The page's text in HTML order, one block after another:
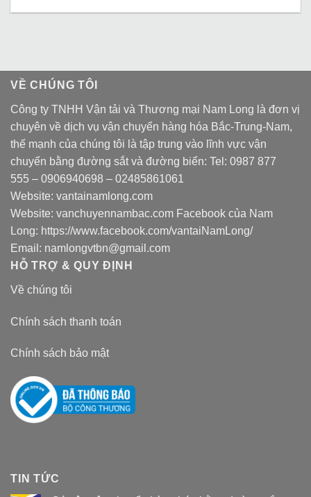
VỀ CHÚNG TÔI
Công ty TNHH Vận tải và Thương mại Nam Long là đơn vị
chuyên về dịch vụ vận chuyển hàng hóa Bắc-Trung-Nam,
thế mạnh của chúng tôi là tập trung vào lĩnh vực vận
chuyển bằng đường sắt và đường biển: Tel: 0987 877
555 – 0906940698 – 02485861061
Website: vantainamlong.com
Website: vanchuyennambac.com Facebook của Nam
Long: https://www.facebook.com/vantaiNamLong/
Email: namlongvtbn@gmail.com
HỖ TRỢ & QUY ĐỊNH
Về chúng tôi
Chính sách thanh toán
Chính sách bảo mật
TIN TỨC